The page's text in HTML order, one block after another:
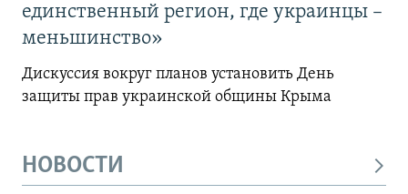
единственный регион, где украинцы –
меньшинство»
Дискуссия вокруг планов установить День
защиты прав украинской общины Крыма
НОВОСТИ